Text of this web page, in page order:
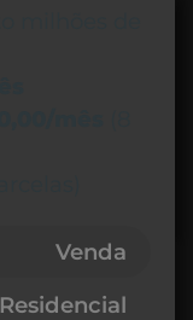
Venda
Residencial